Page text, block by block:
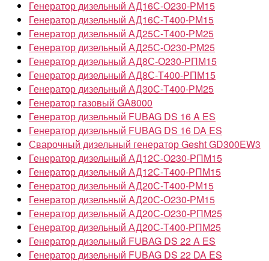
Генератор дизельный АД16С-О230-РМ15
Генератор дизельный АД16С-Т400-РМ15
Генератор дизельный АД25С-Т400-РМ25
Генератор дизельный АД25С-О230-РМ25
Генератор дизельный АД8С-О230-РПМ15
Генератор дизельный АД8С-Т400-РПМ15
Генератор дизельный АД30С-Т400-РМ25
Генератор газовый GA8000
Генератор дизельный FUBAG DS 16 A ES
Генератор дизельный FUBAG DS 16 DA ES
Сварочный дизельный генератор Gesht GD300EW3
Генератор дизельный АД12С-О230-РПМ15
Генератор дизельный АД12С-Т400-РПМ15
Генератор дизельный АД20С-Т400-РМ15
Генератор дизельный АД20С-О230-РМ15
Генератор дизельный АД20С-О230-РПМ25
Генератор дизельный АД20С-Т400-РПМ25
Генератор дизельный FUBAG DS 22 A ES
Генератор дизельный FUBAG DS 22 DA ES